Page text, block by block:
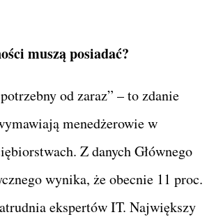
muszą posiadać?
od zaraz” – to zdanie
menedżerowie w
Z danych Głównego
wynika, że obecnie 11 proc.
ekspertów IT. Największy